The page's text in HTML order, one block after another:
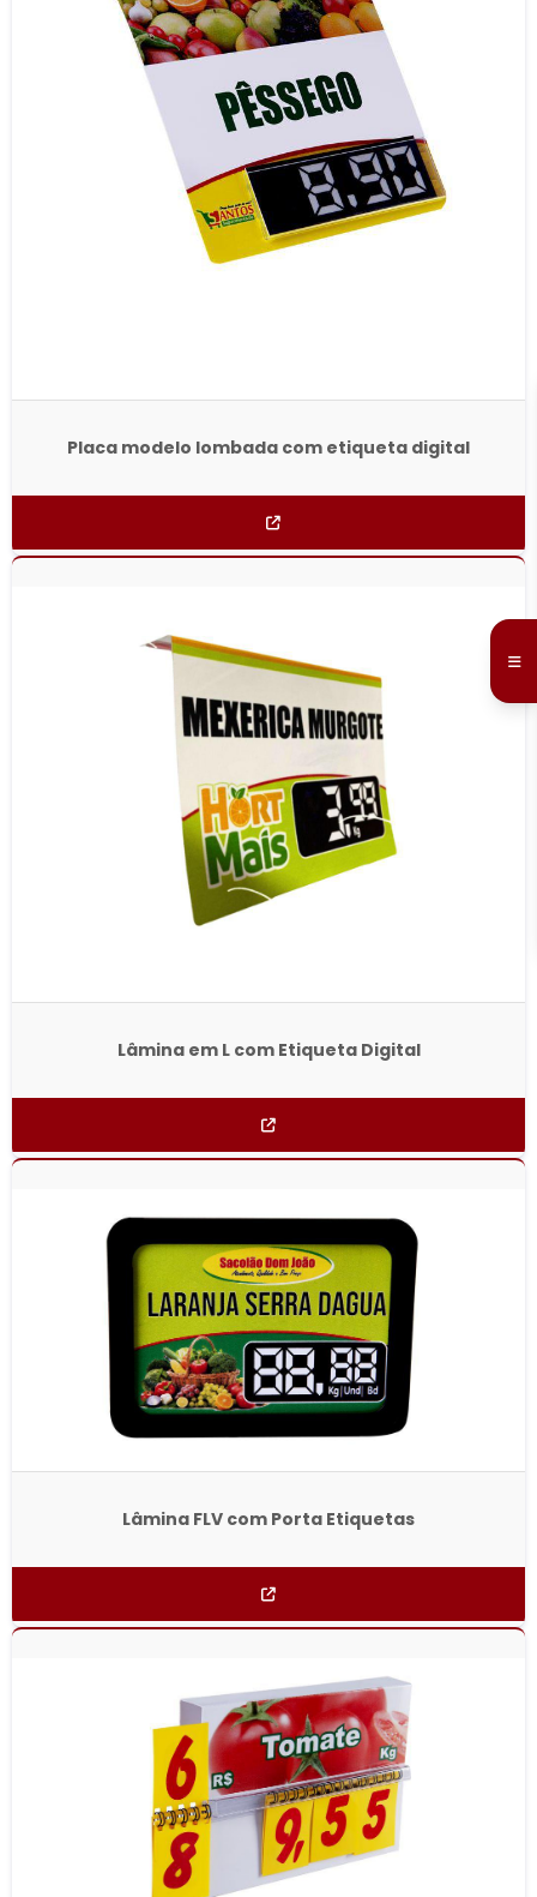
Placa modelo lombada com etiqueta digital
Lâmina em L com Etiqueta Digital
Lâmina FLV com Porta Etiquetas